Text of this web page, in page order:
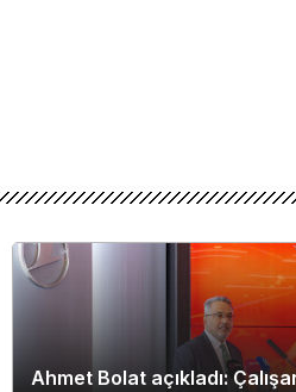
Ahmet Bolat açıkladı: